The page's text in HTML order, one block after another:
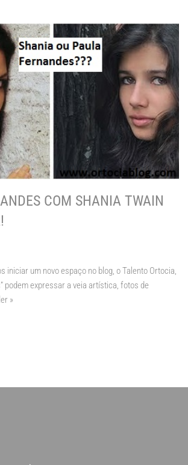
COM SHANIA TWAIN
iniciar um novo espaço no blog, o Talento Ortocia,
podem expressar a veia artística, fotos de
»